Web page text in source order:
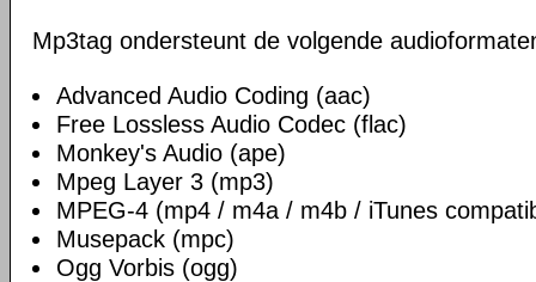
Mp3tag ondersteunt de volgende
Advanced Audio Coding (aac)
Free Lossless Audio Codec (flac)
Monkey's Audio (ape)
Mpeg Layer 3 (mp3)
MPEG-4 (mp4 / m4a / m4b / iTunes
Musepack (mpc)
Ogg Vorbis (ogg)